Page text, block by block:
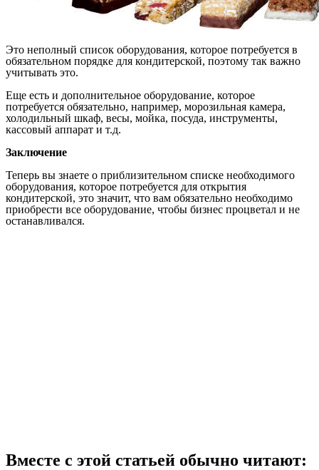
Это неполный список оборудования, которое потребуется в
обязательном порядке для кондитерской, поэтому так важно
учитывать это.
Еще есть и дополнительное оборудование, которое
потребуется обязательно, например, морозильная камера,
холодильный шкаф, весы, мойка, посуда, инструменты,
кассовый аппарат и т.д.
Заключение
Теперь вы знаете о приблизительном списке необходимого
оборудования, которое потребуется для открытия
кондитерской, это значит, что вам обязательно необходимо
приобрести все оборудование, чтобы бизнес процветал и не
останавливался.
Вместе с этой статьей обычно читают: